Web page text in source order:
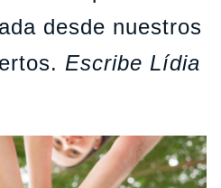
desde nuestros
Escribe Lídia